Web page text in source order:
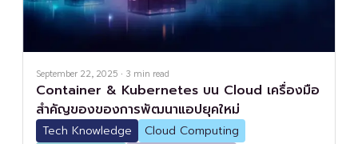
September 22, 2025 · 3 min read
Container & Kubernetes บน Cloud เครื่องมือ
สำคัญของของการพัฒนาแอปยุคใหม่
Tech Knowledge
Cloud Computing